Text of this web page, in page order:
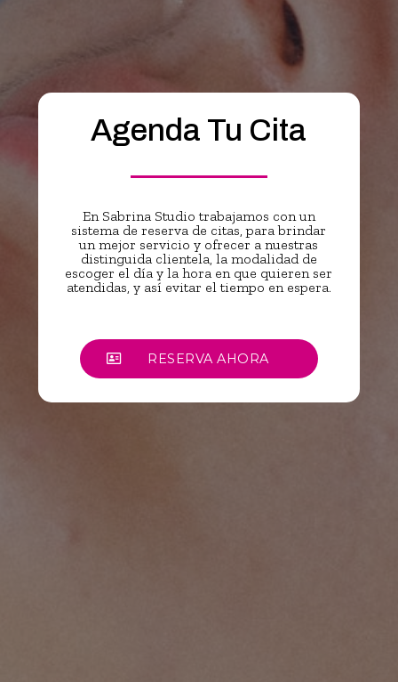
Agenda Tu Cita
En Sabrina Studio trabajamos con un
sistema de reserva de citas, para brindar
un mejor servicio y ofrecer a nuestras
distinguida clientela, la modalidad de
escoger el día y la hora en que quieren ser
atendidas, y así evitar el tiempo en espera.
RESERVA AHORA